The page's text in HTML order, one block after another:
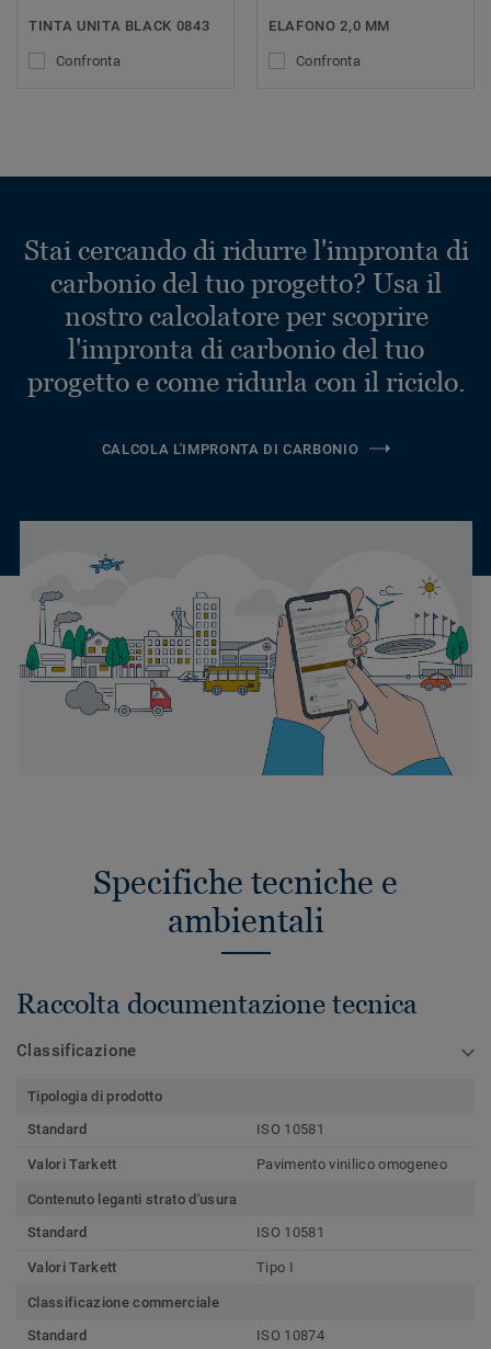
TINTA UNITA BLACK 0843
Confronta
ELAFONO 2,0 MM
Confronta
Stai cercando di ridurre l'impronta di
carbonio del tuo progetto? Usa il
nostro calcolatore per scoprire
l'impronta di carbonio del tuo
progetto e come ridurla con il riciclo.
CALCOLA L'IMPRONTA DI CARBONIO
Specifiche tecniche e
ambientali
Raccolta documentazione tecnica
Classificazione
Tipologia di prodotto
Standard
ISO 10581
Valori Tarkett Pavimento vinilico omogeneo
Contenuto leganti strato d'usura
Standard
ISO 10581
Valori Tarkett Tipo I
Classificazione commerciale
Standard
ISO 10874